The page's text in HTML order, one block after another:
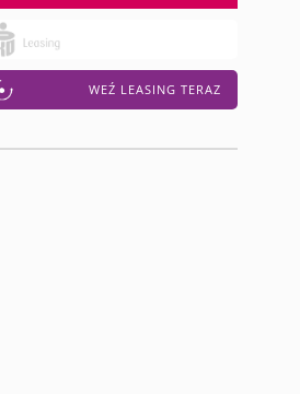
WEŹ LEASING TERAZ